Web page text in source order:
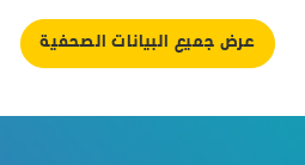
عرض جميع البيانات الصحفية